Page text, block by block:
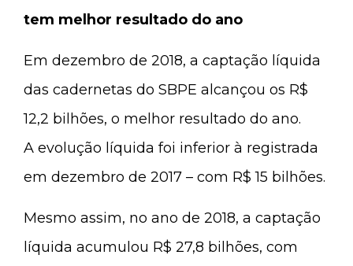
tem melhor resultado do ano
Em dezembro de 2018, a captação líquida
das cadernetas do SBPE alcançou os R$
12,2 bilhões, o melhor resultado do ano.
A evolução líquida foi inferior à registrada
em dezembro de 2017 – com R$ 15 bilhões.
Mesmo assim, no ano de 2018, a captação
líquida acumulou R$ 27,8 bilhões, com